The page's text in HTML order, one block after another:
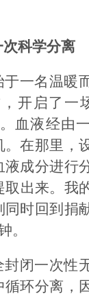
科学分离
一名温暖
开启了一
血液经由
。在那里，
成分进行
取出来。
时回到捐
。
封闭一次性
循环分离，